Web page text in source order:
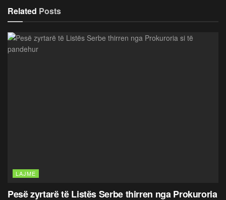
Related Posts
LAJME
Pesë zyrtarë të Listës Serbe thirren nga Prokuroria